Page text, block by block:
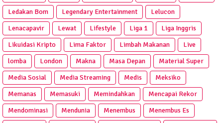
Ledakan Bom
Legendary Entertainment
Lelucon
Lenacapavir
Lewat Lifestyle Liga 1
Liga Inggris
Likuidasi Kripto
Lima Faktor Limbah Makanan
Live
lomba
London Makna Masa Depan
Material Super
Media Sosial
Media Streaming Medis
Meksiko
Memanas
Memasuki Memindahkan
Mencapai Rekor
Mendominasi
Mendunia Menembus
Menembus Es